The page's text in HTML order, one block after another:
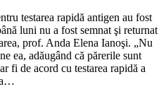
testarea rapidă antigen au fost
luni nu a fost semnat şi returnat
prof. Anda Elena Ianoşi. „Nu
ea, adăugând că părerile sunt
fi de acord cu testarea rapidă a